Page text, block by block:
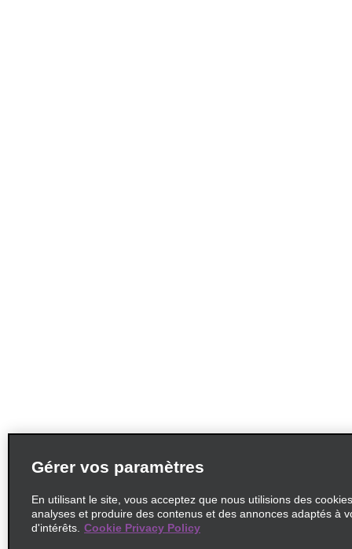
Gérer vos paramètres
En utilisant le site, vous acceptez que nous utilisions des
analyses et produire des contenus et des annonces adaptés à
d'intérêts. Cookie Privacy Policy